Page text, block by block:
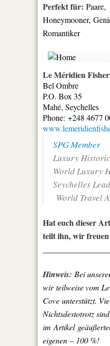
Perfekt für: Paare,
Honeymooner,
Romantiker
Le Méridien
Bel Ombre
P.O. Box 35
Mahé, Seychelles
Phone: +248 4677
SPG Member
Luxury
World Luxury
Seychelles
World Travel
Hat euch dieser
teilt ihn, wir
Hinweis: Bei
wir teilweise vom
Cove unterstützt.
Nichtsdestotrotz
im Artikel
eigenen – 100 %!